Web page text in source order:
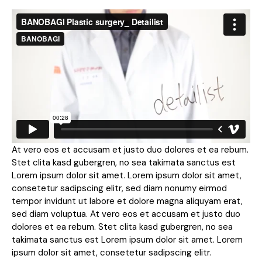
At vero eos et accusam et justo duo dolores et ea rebum.
Stet clita kasd gubergren, no sea takimata sanctus est
Lorem ipsum dolor sit amet. Lorem ipsum dolor sit amet,
consetetur sadipscing elitr, sed diam nonumy eirmod
tempor invidunt ut labore et dolore magna aliquyam erat,
sed diam voluptua. At vero eos et accusam et justo duo
dolores et ea rebum. Stet clita kasd gubergren, no sea
takimata sanctus est Lorem ipsum dolor sit amet. Lorem
ipsum dolor sit amet, consetetur sadipscing elitr.